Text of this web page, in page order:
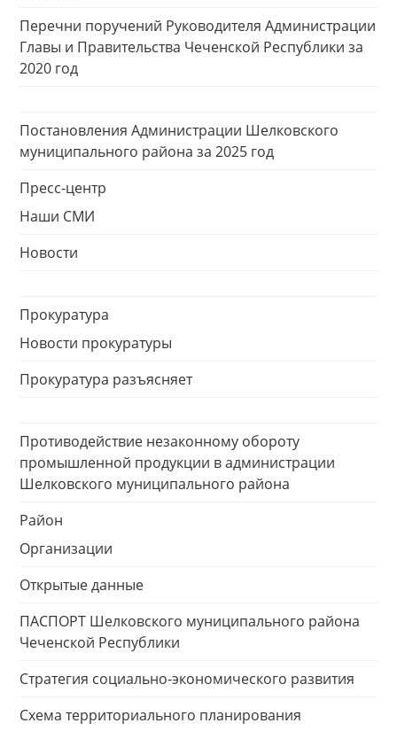
Перечни поручений Руководителя Администрации
Главы и Правительства Чеченской Республики за
2020 год
Постановления Администрации Шелковского
муниципального района за 2025 год
Пресс-центр
Наши СМИ
Новости
Прокуратура
Новости прокуратуры
Прокуратура разъясняет
Противодействие незаконному обороту
промышленной продукции в администрации
Шелковского муниципального района
Район
Организации
Открытые данные
ПАСПОРТ Шелковского муниципального района
Чеченской Республики
Стратегия социально-экономического развития
Схема территориального планирования